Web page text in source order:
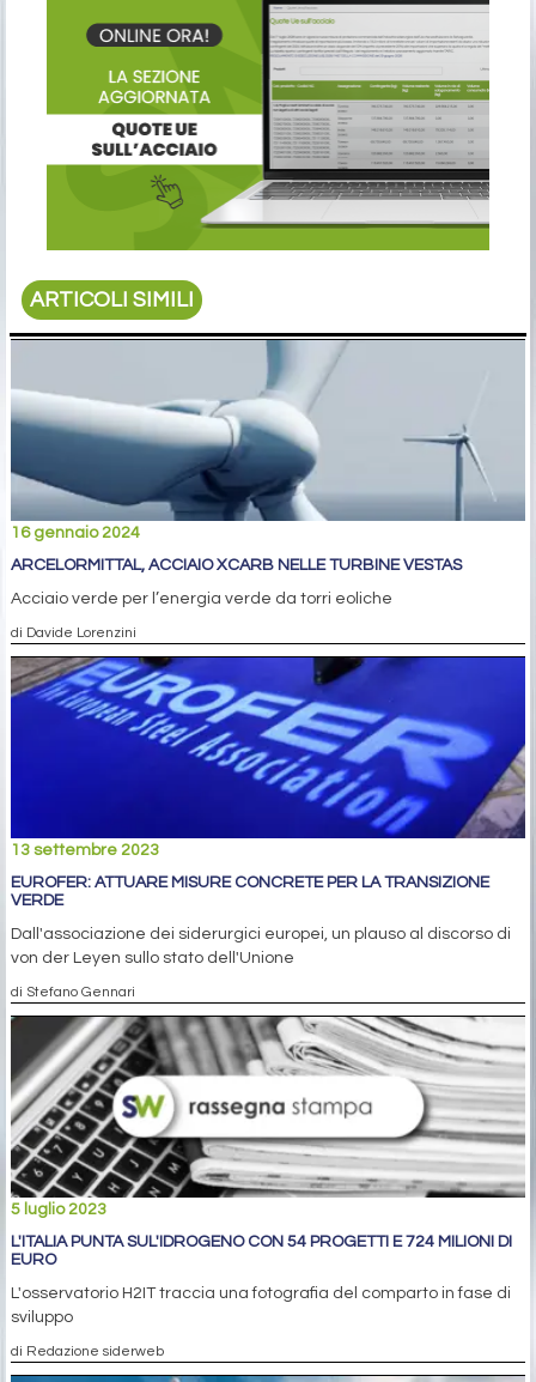
ARTICOLI SIMILI
16 gennaio 2024
ARCELORMITTAL, ACCIAIO XCARB NELLE TURBINE VESTAS
Acciaio verde per l’energia verde da torri eoliche
di Davide Lorenzini
13 settembre 2023
EUROFER: ATTUARE MISURE CONCRETE PER LA TRANSIZIONE
VERDE
Dall'associazione dei siderurgici europei, un plauso al discorso di
von der Leyen sullo stato dell'Unione
di Stefano Gennari
5 luglio 2023
L'ITALIA PUNTA SUL'IDROGENO CON 54 PROGETTI E 724 MILIONI DI
EURO
L'osservatorio H2IT traccia una fotografia del comparto in fase di
sviluppo
di Redazione siderweb